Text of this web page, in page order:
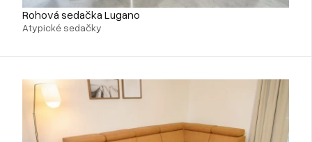
Rohová sedačka Lugano
Atypické sedačky